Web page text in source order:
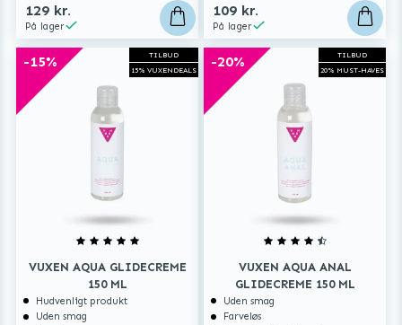
129 kr.
På lager
109 kr.
På lager
TILBUD
15% VUXENDEALS
-15%
VUXEN AQUA GLIDECREME
150 ML
Hudvenligt produkt
Uden smag
TILBUD
20% MUST-HAVES
-20%
VUXEN AQUA ANAL
GLIDECREME 150 ML
Uden smag
Farveløs